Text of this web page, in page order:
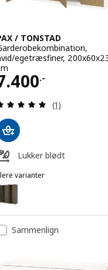
/ TONSTAD
egetræsfiner,
.-
7400.-
Anmeld: 5
(1)
Lukker blødt
varianter
/ TONSTADPAX / TONSTAD,
PAX / TONSTAD,
PAX / TONSTAD,
Sammenlign